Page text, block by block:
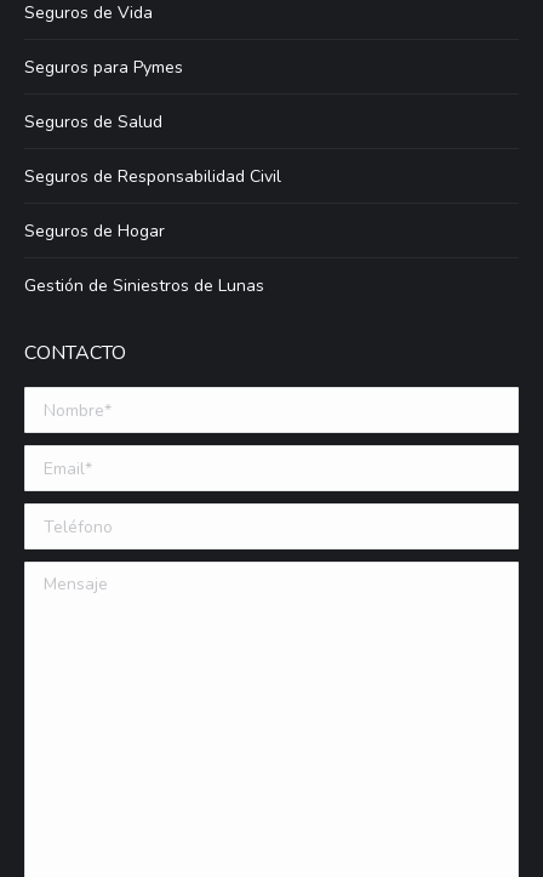
Seguros de Vida
Seguros para Pymes
Seguros de Salud
Seguros de Responsabilidad Civil
Seguros de Hogar
Gestión de Siniestros de Lunas
CONTACTO
Nombre *
Email (requerido)
Teléfono
Mensaje